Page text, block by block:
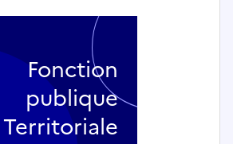
Fonction
publique
Territoriale